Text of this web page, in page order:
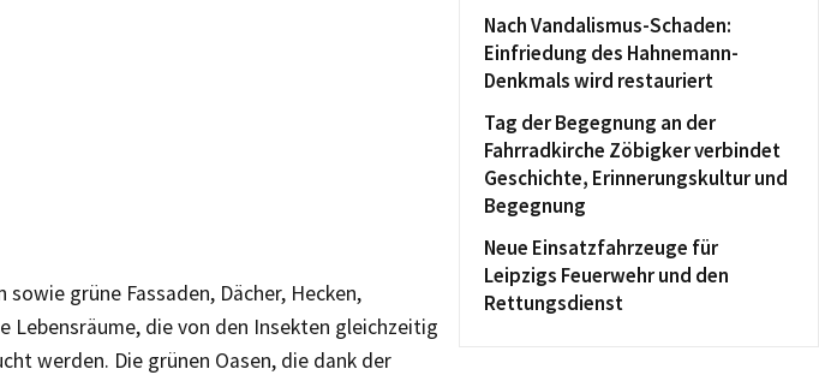
grüne Fassaden, Dächer, Hecken,
Lebensräume, die von den Insekten gleichzeitig
werden. Die grünen Oasen, die dank der
Nach Vandalismus-Schaden:
Einfriedung des Hahnemann-
Denkmals wird restauriert
Tag der Begegnung an der
Fahrradkirche Zöbigker verbindet
Geschichte, Erinnerungskultur und
Begegnung
Neue Einsatzfahrzeuge für
Leipzigs Feuerwehr und den
Rettungsdienst